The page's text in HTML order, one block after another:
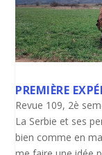
PREMIÈRE
Revue 109, 2è
La Serbie et ses
bien comme en